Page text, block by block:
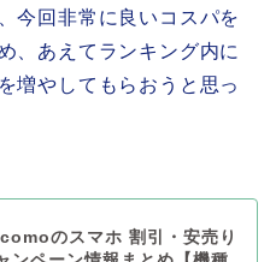
今回非常に良いコスパを
、あえてランキング内に
増やしてもらおうと思っ
のスマホ 割引・安売り